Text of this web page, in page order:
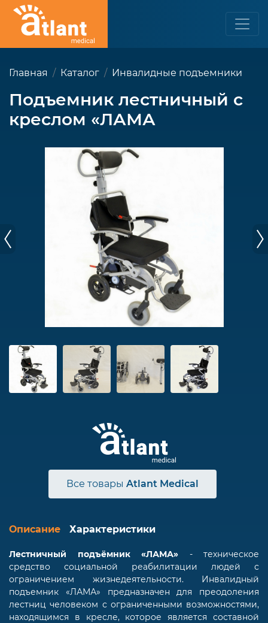
Главная Каталог Инвалидные подъемники
Подъемник лестничный с
креслом «ЛАМА
Все товары Atlant Medical
Описание Характеристики
Лестничный подъёмник «ЛАМА» - техническое
средство социальной реабилитации людей с
ограничением жизнедеятельности. Инвалидный
подъемник «ЛАМА» предназначен для преодоления
лестниц человеком с ограниченными возможностями,
находящимся в кресле, которое является составной